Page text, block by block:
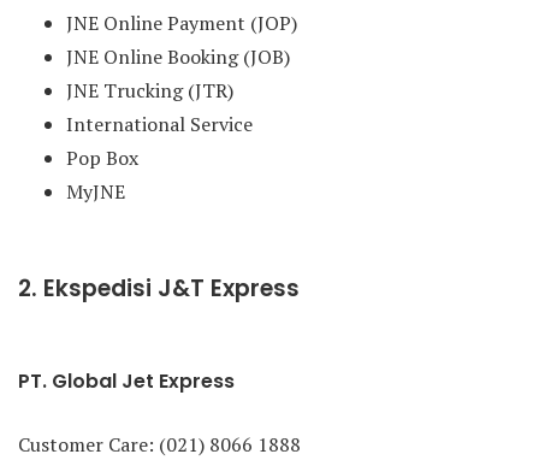
JNE Online Payment (JOP)
JNE Online Booking (JOB)
JNE Trucking (JTR)
International Service
Pop Box
MyJNE
2. Ekspedisi J&T Express
PT. Global Jet Express
Customer Care: (021) 8066 1888